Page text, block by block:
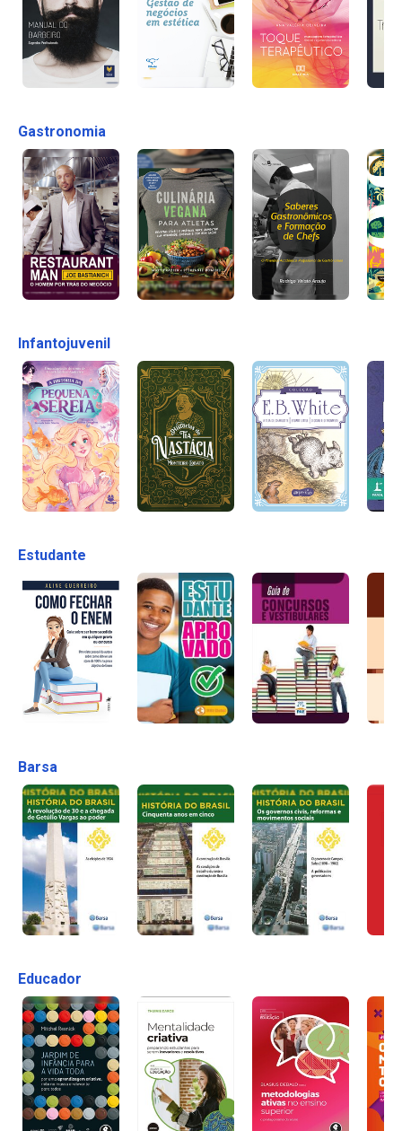
Gastronomia
Infantojuvenil
Estudante
Barsa
Educador